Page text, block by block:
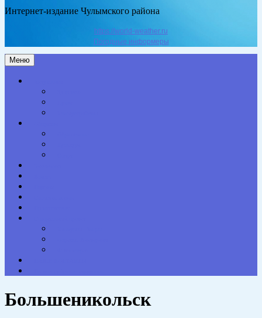
Интернет-издание Чулымского района
https://world-weather.ru
Погодные информеры
Меню
Большеникольск